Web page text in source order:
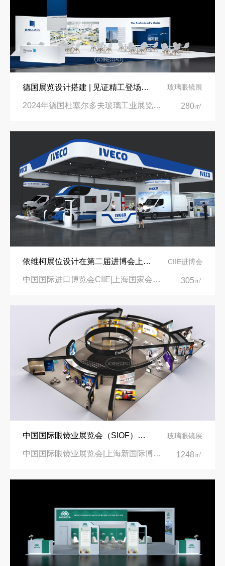
德国展览设计搭建 | 见证精工登场玻璃工业展览会 Glasstec 2024 玻璃眼镜展
2024年德国杜塞尔多夫玻璃工业展览会Glasstec|德国杜塞尔多夫会展中心 280㎡
依维柯展位设计在第二届进博会上吸引万千瞩目 CIIE进博会
中国国际进口博览会CIIE|上海国家会展中心 305㎡
中国国际眼镜业展览会（SIOF）‌展台设计搭建-眼镜业巨头依视路陆逊梯卡 玻璃眼镜展
中国国际眼镜业展览会|上海新国际博览中心‌ 1248㎡